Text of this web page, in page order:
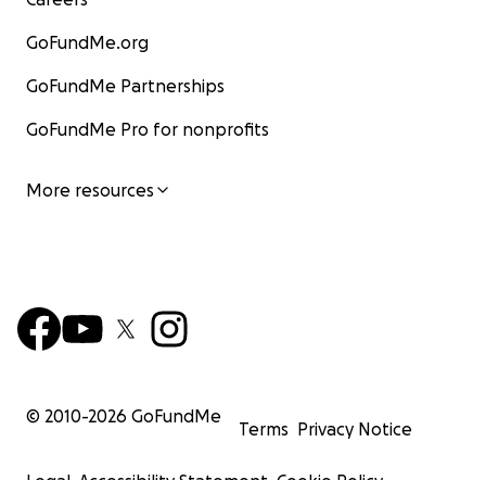
GoFundMe.org
GoFundMe Partnerships
GoFundMe Pro for nonprofits
More resources
© 2010-2026 GoFundMe
Terms Privacy Notice